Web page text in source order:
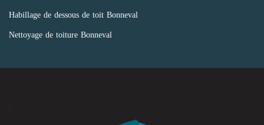
Habillage de dessous de toit Bonneval
Nettoyage de toiture Bonneval